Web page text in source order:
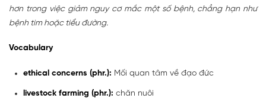
hơn trong việc giảm nguy cơ mắc một số bệnh, chẳng hạn như
bệnh tim hoặc tiểu đường.
Vocabulary
ethical concerns (phr.): Mối quan tâm về đạo đức
livestock farming (phr.): chăn nuôi